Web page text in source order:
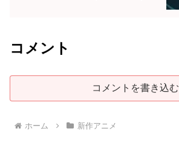
コメント
コメントを書き込む
ホーム 新作アニメ